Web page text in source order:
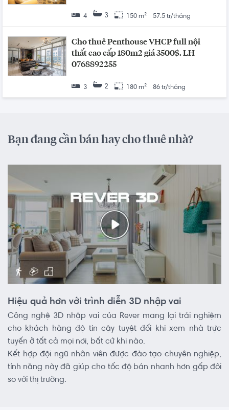
4 3 150 m² 57.5 tr/tháng
Cho thuê Penthouse VHCP full nội
thất cao cấp 180m2 giá 3500$. LH
0768892255
3 2 180 m² 86 tr/tháng
Bạn đang cần bán hay cho thuê nhà?
Hiệu quả hơn với trình diễn 3D nhập vai
Công nghệ 3D nhập vai của Rever mang lại trải nghiệm
cho khách hàng độ tin cậy tuyệt đối khi xem nhà trực
tuyến ở tất cả mọi nơi, bất cứ khi nào.
Kết hợp đội ngũ nhân viên được đào tạo chuyên nghiệp,
tính năng này đã giúp cho tốc độ bán nhanh hơn gấp đôi
so với thị trường.